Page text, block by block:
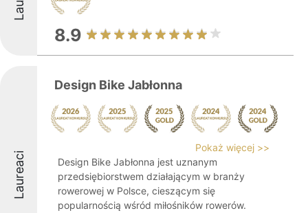
8.9
Laureaci
Design Bike Jabłonna
Pokaż więcej >>
Design Bike Jabłonna jest uznanym
przedsiębiorstwem działającym w branży
rowerowej w Polsce, cieszącym się
popularnością wśród miłośników rowerów.